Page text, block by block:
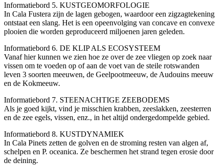
Informatiebord 5. KUSTGEOMORFOLOGIE
In Cala Fustera zijn de lagen gebogen, waardoor een zigzagtekening
ontstaat een slang. Het is een opeenvolging van concave en convexe
plooien die worden geproduceerd miljoenen jaren geleden.
Informatiebord 6. DE KLIP ALS ECOSYSTEEM
Vanaf hier kunnen we zien hoe ze over de zee vliegen op zoek naar
vissen om te voeden op of aan de voet van de steile rotswanden
leven 3 soorten meeuwen, de Geelpootmeeuw, de Audouins meeuw
en de Kokmeeuw.
Informatiebord 7. STEENACHTIGE ZEEBODEMS
Als je goed kijkt, vind je misschien krabben, zeeslakken, zeesterren
en de zee egels, vissen, enz., in het altijd ondergedompelde gebied.
Informatiebord 8. KUSTDYNAMIEK
In Cala Pinets zetten de golven en de stroming resten van algen af,
schelpen en P. oceanica. Ze beschermen het strand tegen erosie door
de deining.